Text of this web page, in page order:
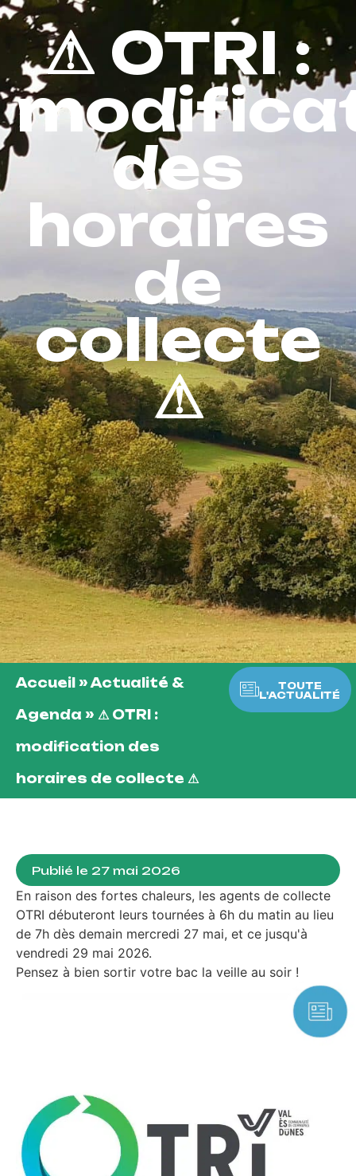
⚠ OTRI :
des
horaires
de
collecte
⚠
Accueil » Actualité &
Agenda » ⚠ OTRI :
modification des
horaires de collecte ⚠
TOUTE
L'ACTUALITÉ
Publié le 27 mai 2026
En raison des fortes chaleurs, les agents de collecte
OTRI débuteront leurs tournées à 6h du matin au lieu
de 7h dès demain mercredi 27 mai, et ce jusqu'à
vendredi 29 mai 2026.
Pensez à bien sortir votre bac la veille au soir !